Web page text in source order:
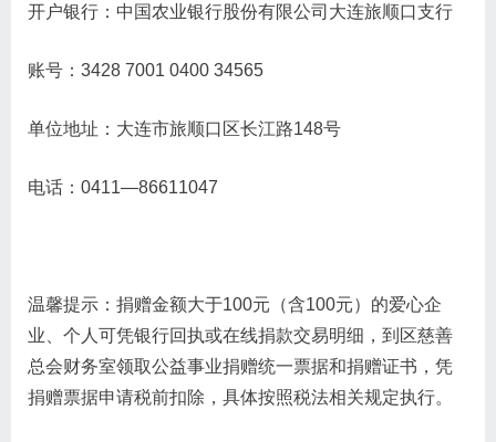
开户银行：中国农业银行股份有限公司大连旅顺口支行
账号：3428 7001 0400 34565
单位地址：大连市旅顺口区长江路148号
电话：0411—86611047
温馨提示：捐赠金额大于100元（含100元）的爱心企
业、个人可凭银行回执或在线捐款交易明细，到区慈善
总会财务室领取公益事业捐赠统一票据和捐赠证书，凭
捐赠票据申请税前扣除，具体按照税法相关规定执行。